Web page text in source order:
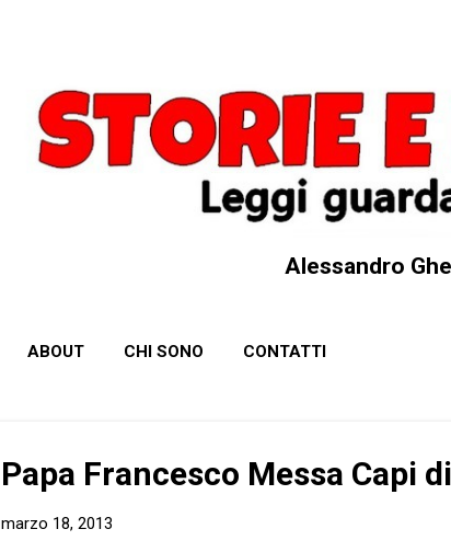
Alessandro
ABOUT CHI SONO CONTATTI
Papa Francesco Messa Capi
marzo 18, 2013